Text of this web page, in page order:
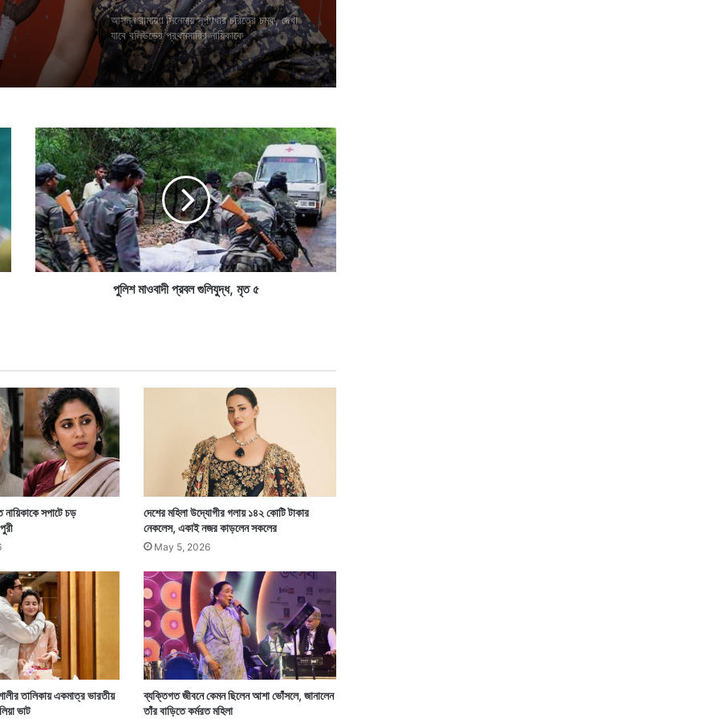
সলমন
আসন্ন রামায়ণ সিনেমায় সূর্পণখার চরিত্রে চমক, দেখা
যাবে বলিউডের প্রথমসারির নায়িকাকে
পু
লি
শ
মা
ও
বা
দী
প্র
ব
,
মৃ
ত
৫
পুলিশ মাওবাদী প্রবল গুলিযুদ্ধ, মৃত ৫
নায়িকাকে সপাটে চড়
দেশের মহিলা উদ্যোগীর গলায় ১৪২ কোটি টাকার
নেকলেস, একাই নজর কাড়লেন সকলের
May 5, 2026
তালিকায় একমাত্র ভারতীয়
ভাট
ব্যক্তিগত জীবনে কেমন ছিলেন আশা ভোঁসলে, জানালেন
তাঁর বাড়িতে কর্মরত মহিলা